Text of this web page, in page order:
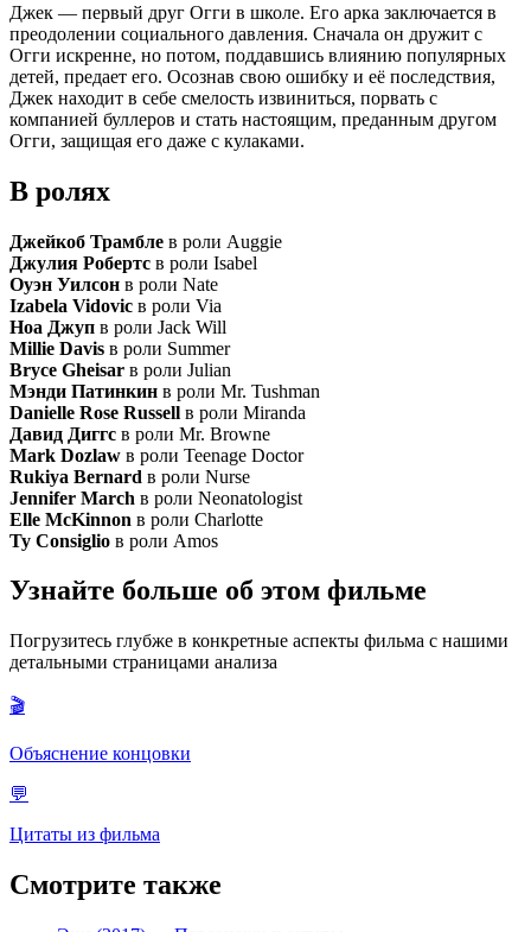
Джек — первый друг Огги в школе. Его арка заключается в
преодолении социального давления. Сначала он дружит с
Огги искренне, но потом, поддавшись влиянию популярных
детей, предает его. Осознав свою ошибку и её последствия,
Джек находит в себе смелость извиниться, порвать с
компанией буллеров и стать настоящим, преданным другом
Огги, защищая его даже с кулаками.
В ролях
Джейкоб Трамбле в роли Auggie
Джулия Робертс в роли Isabel
Оуэн Уилсон в роли Nate
Izabela Vidovic в роли Via
Ноа Джуп в роли Jack Will
Millie Davis в роли Summer
Bryce Gheisar в роли Julian
Мэнди Патинкин в роли Mr. Tushman
Danielle Rose Russell в роли Miranda
Давид Диггс в роли Mr. Browne
Mark Dozlaw в роли Teenage Doctor
Rukiya Bernard в роли Nurse
Jennifer March в роли Neonatologist
Elle McKinnon в роли Charlotte
Ty Consiglio в роли Amos
Узнайте больше об этом фильме
Погрузитесь глубже в конкретные аспекты фильма с нашими
детальными страницами анализа
🎬
Объяснение концовки
💬
Цитаты из фильма
Смотрите также